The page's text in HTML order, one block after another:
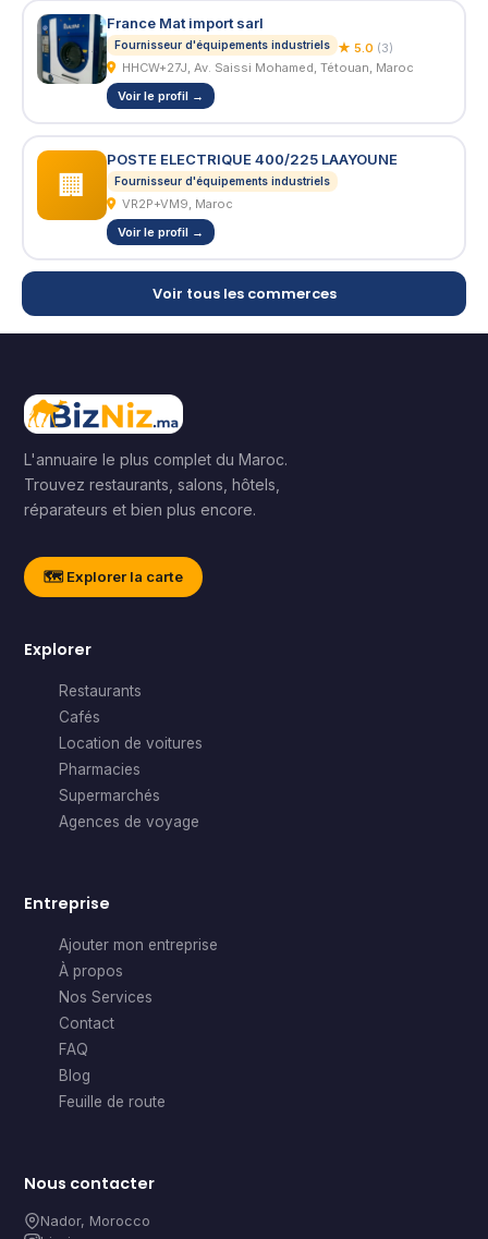
France Mat import sarl
Fournisseur d'équipements industriels ★ 5.0 (3)
HHCW+27J, Av. Saissi Mohamed, Tétouan, Maroc
Voir le profil →
🏢
POSTE ELECTRIQUE 400/225 LAAYOUNE
Fournisseur d'équipements industriels
VR2P+VM9, Maroc
Voir le profil →
Voir tous les commerces
L'annuaire le plus complet du Maroc.
Trouvez restaurants, salons, hôtels,
réparateurs et bien plus encore.
🗺️ Explorer la carte
Explorer
Restaurants
Cafés
Location de voitures
Pharmacies
Supermarchés
Agences de voyage
Entreprise
Ajouter mon entreprise
À propos
Nos Services
Contact
FAQ
Blog
Feuille de route
Nous contacter
Nador, Morocco